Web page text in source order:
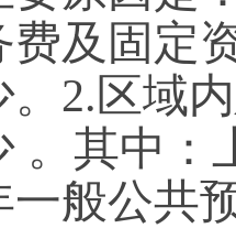
费及固定
。2.区域
。其中：
一般公共